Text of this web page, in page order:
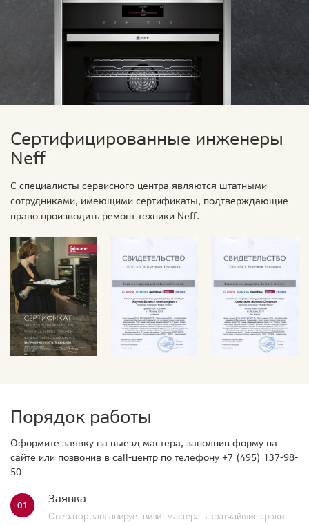
Сертифицированные инженеры
Neff
С специалисты сервисного центра являются штатными
сотрудниками, имеющими сертификаты, подтверждающие
право производить ремонт техники Neff.
Порядок работы
Оформите заявку на выезд мастера, заполнив форму на
сайте или позвонив в call-центр по телефону +7 (495) 137-98-
50
01 Заявка
Оператор запланирует визит мастера в кратчайшие сроки.